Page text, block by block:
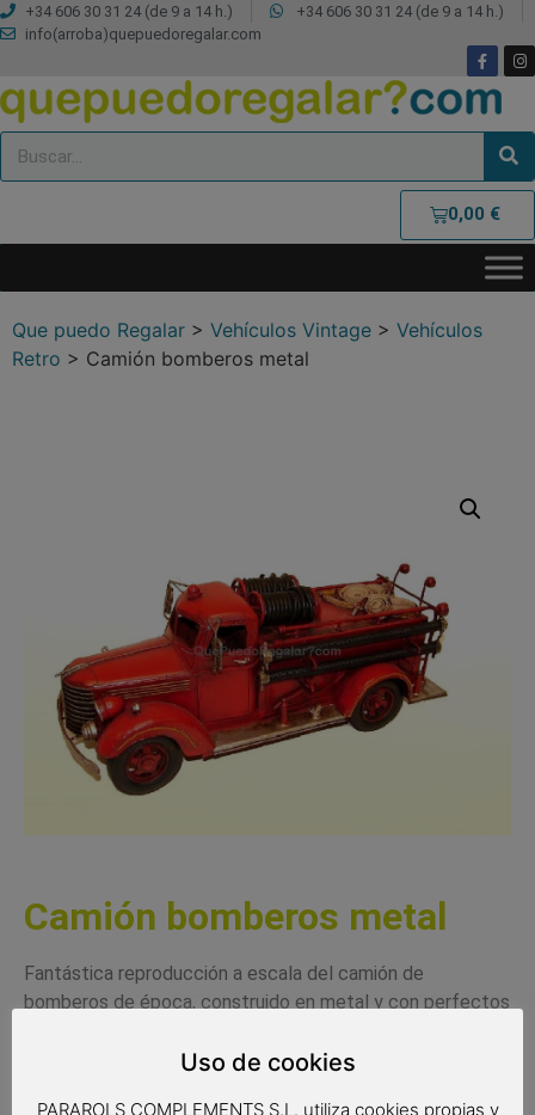
+34 606 30 31 24 (de 9 a 14 h.)
+34 606 30 31 24 (de 9 a 14 h.)
info(arroba)quepuedoregalar.com
0,00 €
Que puedo Regalar > Vehículos Vintage > Vehículos
Retro > Camión bomberos metal
Camión bomberos metal
Fantástica reproducción a escala del camión de
bomberos de época, construido en metal y con perfectos
Uso de cookies
PARAROLS COMPLEMENTS S.L. utiliza cookies propias y